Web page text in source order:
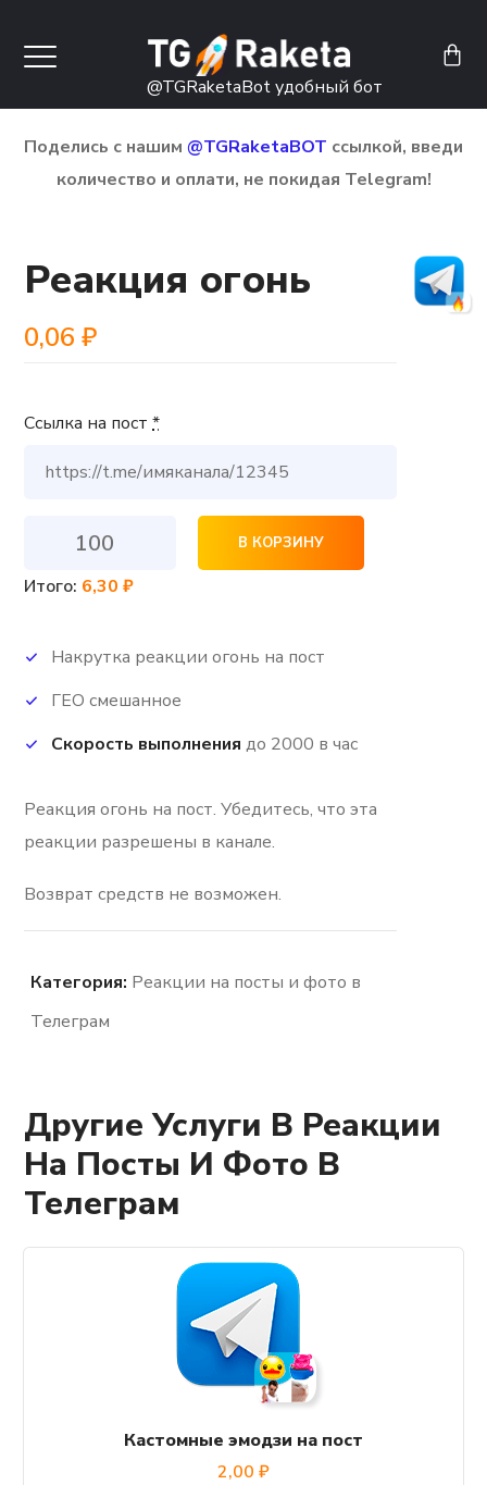
@TGRaketaBotудобный бот
Поделись с нашим @TGRaketaBOT ссылкой, введи
количество и оплати, не покидая Telegram!
Реакция огонь
0,06₽
Ссылка на пост *
Количество
Реакция
Итого: 6,30 ₽
В КОРЗИНУ
Накрутка реакции огонь на пост
ГЕО смешанное
Скорость выполнения до 2000 в час
Реакция огонь на пост. Убедитесь, что эта
реакции разрешены в канале.
Возврат средств не возможен.
Категория: Реакции на посты и фото в
Телеграм
Другие Услуги В Реакции
На Посты И Фото В
Телеграм
Кастомные эмодзи на пост
2,00 ₽